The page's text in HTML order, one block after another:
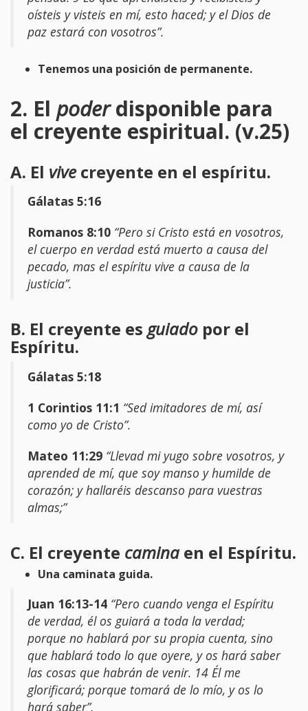
oísteis y visteis en mí, esto haced; y el Dios de
paz estará con vosotros”.
Tenemos una posición de permanente.
2. El poder disponible para
el creyente espiritual. (v.25)
A. El vive creyente en el espíritu.
Gálatas 5:16
Romanos 8:10 “Pero si Cristo está en vosotros,
el cuerpo en verdad está muerto a causa del
pecado, mas el espíritu vive a causa de la
justicia”.
B. El creyente es guiado por el
Espíritu.
Gálatas 5:18
1 Corintios 11:1 “Sed imitadores de mí, así
como yo de Cristo”.
Mateo 11:29 “Llevad mi yugo sobre vosotros, y
aprended de mí, que soy manso y humilde de
corazón; y hallaréis descanso para vuestras
almas;”
C. El creyente camina en el Espíritu.
Una caminata guida.
Juan 16:13-14 “Pero cuando venga el Espíritu
de verdad, él os guiará a toda la verdad;
porque no hablará por su propia cuenta, sino
que hablará todo lo que oyere, y os hará saber
las cosas que habrán de venir. 14 Él me
glorificará; porque tomará de lo mío, y os lo
hará saber”.